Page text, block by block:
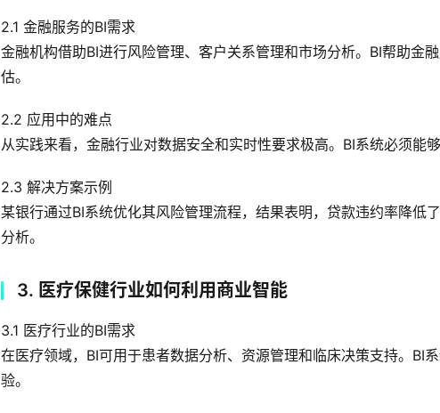
2.1 金融服务的BI需求
金融机构借助BI进行风险管理、客户关系管理和市场分析。BI帮助金
估。
2.2 应用中的难点
从实践来看，金融行业对数据安全和实时性要求极高。BI系统必须能
2.3 解决方案示例
某银行通过BI系统优化其风险管理流程，结果表明，贷款违约率降低
分析。
3. 医疗保健行业如何利用商业智能
3.1 医疗行业的BI需求
在医疗领域，BI可用于患者数据分析、资源管理和临床决策支持。BI
验。